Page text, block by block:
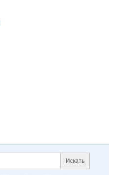
Поиск по сайту и
Искать